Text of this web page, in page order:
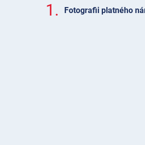
1. Fotografii platného